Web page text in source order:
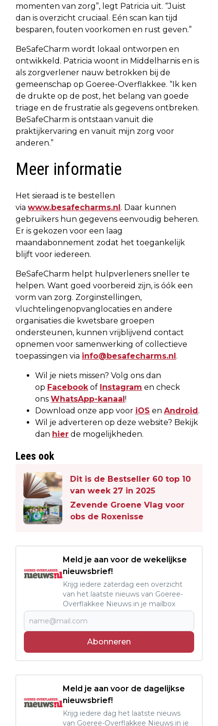
momenten van zorg”, legt Patricia uit. “Juist
dan is overzicht cruciaal. Eén scan kan tijd
besparen, fouten voorkomen en rust geven.”
BeSafeCharm wordt lokaal ontworpen en
ontwikkeld. Patricia woont in Middelharnis en is
als zorgverlener nauw betrokken bij de
gemeenschap op Goeree-Overflakkee. “Ik ken
de drukte op de post, het belang van goede
triage en de frustratie als gegevens ontbreken.
BeSafeCharm is ontstaan vanuit die
praktijkervaring en vanuit mijn zorg voor
anderen.”
Meer informatie
Het sieraad is te bestellen
via www.besafecharms.nl . Daar kunnen
gebruikers hun gegevens eenvoudig beheren.
Er is gekozen voor een laag
maandabonnement zodat het toegankelijk
blijft voor iedereen.
BeSafeCharm helpt hulpverleners sneller te
helpen. Want goed voorbereid zijn, is óók een
vorm van zorg. Zorginstellingen,
vluchtelingenopvanglocaties en andere
organisaties die kwetsbare groepen
ondersteunen, kunnen vrijblijvend contact
opnemen voor samenwerking of collectieve
toepassingen via info@besafecharms.nl .
Wil je niets missen? Volg ons dan
op Facebookof Instagram en check
ons WhatsApp-kanaal !
Download onze app voor iOS en Android .
Wil je adverteren op deze website? Bekijk
dan hier de mogelijkheden.
Lees ook
Dit is de Bestseller 60 top 10
van week 27 in 2025
Zevende Groene Vlag voor
obs de Roxenisse
Meld je aan voor de wekelijkse
nieuwsbrief!
Krijg iedere zaterdag een overzicht
van het laatste nieuws van Goeree-
Overflakkee Nieuws in je mailbox
Abonneren
Meld je aan voor de dagelijkse
nieuwsbrief!
Krijg iedere dag het laatste nieuws
van Goeree-Overflakkee Nieuws in je